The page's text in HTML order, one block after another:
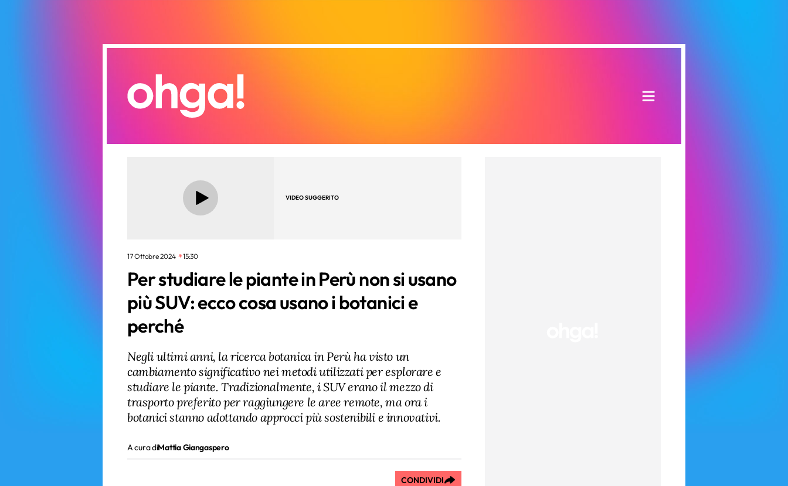
VIDEO SUGGERITO
17 Ottobre 2024 15:30
Per studiare le piante in Perù non si usano
più SUV: ecco cosa usano i botanici e
perché
Negli ultimi anni, la ricerca botanica in Perù ha visto un
cambiamento significativo nei metodi utilizzati per esplorare e
studiare le piante. Tradizionalmente, i SUV erano il mezzo di
trasporto preferito per raggiungere le aree remote, ma ora i
botanici stanno adottando approcci più sostenibili e innovativi.
A cura diMattia Giangaspero
CONDIVIDI